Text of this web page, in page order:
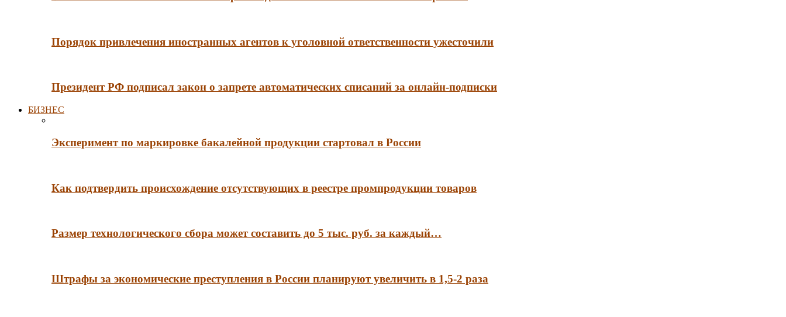
Порядок привлечения иностранных агентов к уголовной ответственности ужесточили
Президент РФ подписал закон о запрете автоматических списаний за онлайн-подписки
БИЗНЕС
Эксперимент по маркировке бакалейной продукции стартовал в России
Как подтвердить происхождение отсутствующих в реестре промпродукции товаров
Размер технологического сбора может составить до 5 тыс. руб. за каждый…
Штрафы за экономические преступления в России планируют увеличить в 1,5-2 раза